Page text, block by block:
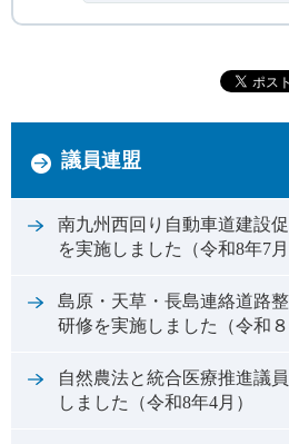
議員連盟
南九州西回り自動車道建設
を実施しました（令和8年7月
島原・天草・長島連絡道路
研修を実施しました（令和８
自然農法と統合医療推進議
しました（令和8年4月）